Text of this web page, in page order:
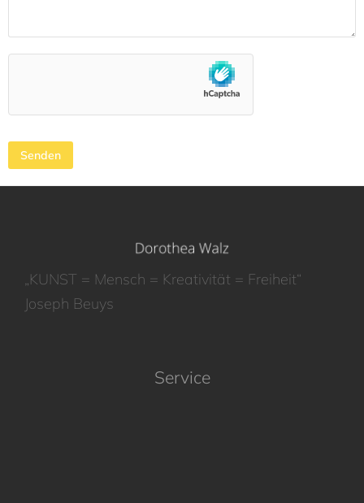
„KUNST = Mensch = Kreativität = Freiheit“
Joseph Beuys
Service